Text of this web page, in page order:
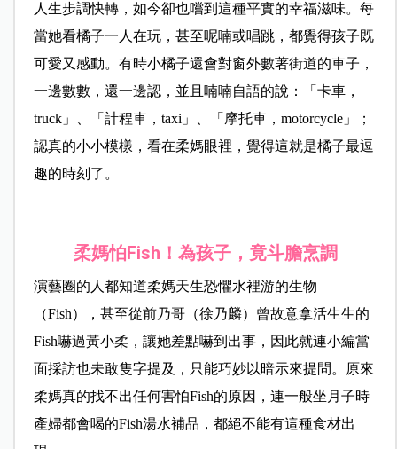
人生步調快轉，如今卻也嚐到這種平實的幸福滋味。每
當她看橘子一人在玩，甚至呢喃或唱跳，都覺得孩子既
可愛又感動。有時小橘子還會對窗外數著街道的車子，
一邊數數，還一邊認，並且喃喃自語的說：「卡車，
truck」、「計程車，taxi」、「摩托車，motorcycle」；
認真的小小模樣，看在柔媽眼裡，覺得這就是橘子最逗
趣的時刻了。
柔媽怕Fish！為孩子，竟斗膽烹調
演藝圈的人都知道柔媽天生恐懼水裡游的生物
（Fish），甚至從前乃哥（徐乃麟）曾故意拿活生生的
Fish嚇過黃小柔，讓她差點嚇到出事，因此就連小編當
面採訪也未敢隻字提及，只能巧妙以暗示來提問。原來
柔媽真的找不出任何害怕Fish的原因，連一般坐月子時
產婦都會喝的Fish湯水補品，都絕不能有這種食材出